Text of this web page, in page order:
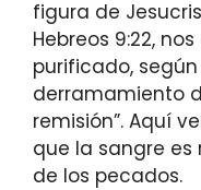
figura de
Hebreos 9:22,
purificado,
derramamiento
remisión”. Aquí
que la sangre
de los pecados.